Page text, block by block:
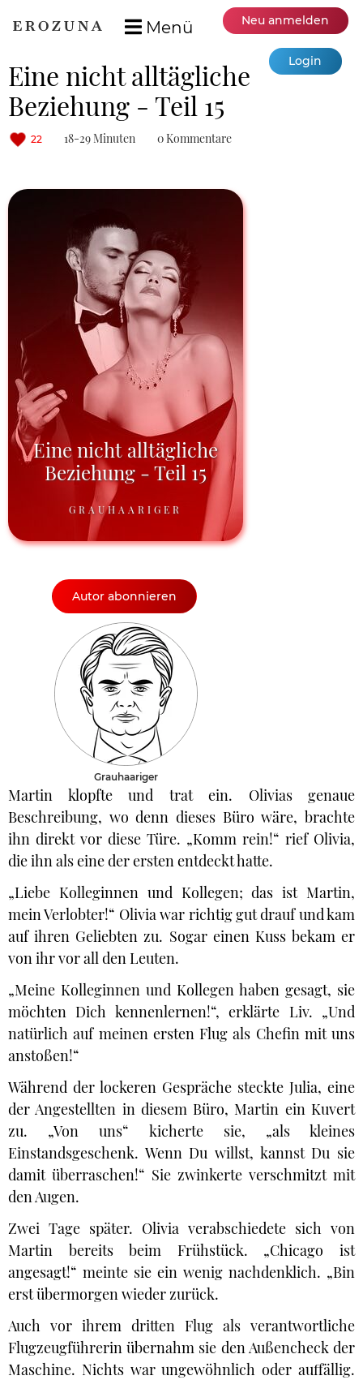
Menü Neu anmelden
Login
Eine nicht alltägliche
Beziehung - Teil 15
22 18-29 Minuten 0 Kommentare
Eine nicht alltägliche
Beziehung - Teil 15
GRAUHAARIGER
Autor abonnieren
Grauhaariger
Martin klopfte und trat ein. Olivias genaue
Beschreibung, wo denn dieses Büro wäre, brachte
ihn direkt vor diese Türe. „Komm rein!“ rief Olivia,
die ihn als eine der ersten entdeckt hatte.
„Liebe Kolleginnen und Kollegen; das ist Martin,
mein Verlobter!“ Olivia war richtig gut drauf und kam
auf ihren Geliebten zu. Sogar einen Kuss bekam er
von ihr vor all den Leuten.
„Meine Kolleginnen und Kollegen haben gesagt, sie
möchten Dich kennenlernen!“, erklärte Liv. „Und
natürlich auf meinen ersten Flug als Chefin mit uns
anstoßen!“
Während der lockeren Gespräche steckte Julia, eine
der Angestellten in diesem Büro, Martin ein Kuvert
zu. „Von uns“ kicherte sie, „als kleines
Einstandsgeschenk. Wenn Du willst, kannst Du sie
damit überraschen!“ Sie zwinkerte verschmitzt mit
den Augen.
Zwei Tage später. Olivia verabschiedete sich von
Martin bereits beim Frühstück. „Chicago ist
angesagt!“ meinte sie ein wenig nachdenklich. „Bin
erst übermorgen wieder zurück.
Auch vor ihrem dritten Flug als verantwortliche
Flugzeugführerin übernahm sie den Außencheck der
Maschine. Nichts war ungewöhnlich oder auffällig.